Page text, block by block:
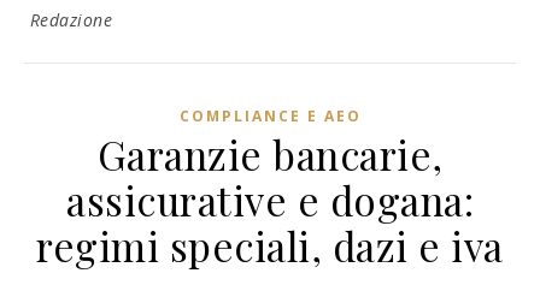
Redazione
COMPLIANCE E AEO
Garanzie bancarie,
assicurative e dogana:
regimi speciali, dazi e iva